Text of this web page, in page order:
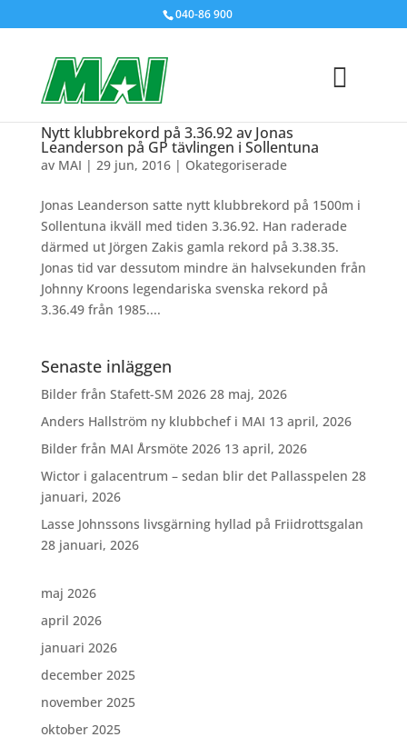
040-86 900
Nytt klubbrekord på 3.36.92 av Jonas
Leanderson på GP tävlingen i Sollentuna
av MAI | 29 jun, 2016| Okategoriserade
Jonas Leanderson satte nytt klubbrekord på 1500m i
Sollentuna ikväll med tiden 3.36.92. Han raderade
därmed ut Jörgen Zakis gamla rekord på 3.38.35.
Jonas tid var dessutom mindre än halvsekunden från
Johnny Kroons legendariska svenska rekord på
3.36.49 från 1985....
Senaste inläggen
Bilder från Stafett-SM 2026 28 maj, 2026
Anders Hallström ny klubbchef i MAI 13 april, 2026
Bilder från MAI Årsmöte 2026 13 april, 2026
Wictor i galacentrum – sedan blir det Pallasspelen 28
januari, 2026
Lasse Johnssons livsgärning hyllad på Friidrottsgalan
28 januari, 2026
maj 2026
april 2026
januari 2026
december 2025
november 2025
oktober 2025